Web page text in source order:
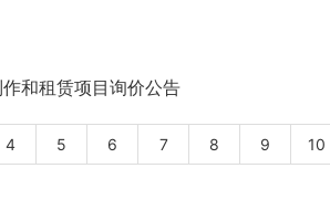
和租赁项目询价公告
4 5 6 7 8 9 10